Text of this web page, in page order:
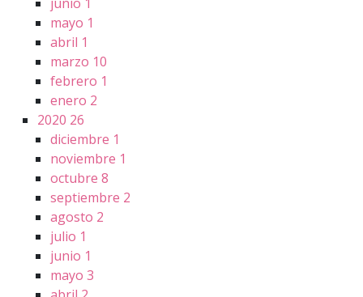
mayo 1
abril 1
marzo 10
febrero 1
enero 2
2020 26
diciembre 1
noviembre 1
octubre 8
septiembre 2
agosto 2
julio 1
junio 1
mayo 3